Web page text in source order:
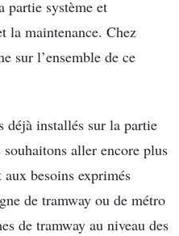
système et
la maintenance. Chez
sur l’ensemble de ce
déjà installés sur la partie
aller encore plus
besoins exprimés
de tramway ou de métro
de tramway au niveau des